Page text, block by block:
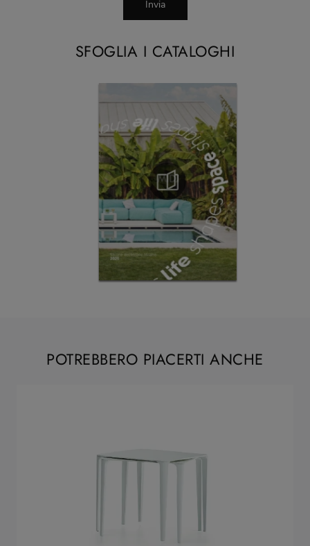
SFOGLIA I CATALOGHI
Invia
POTREBBERO PIACERTI ANCHE